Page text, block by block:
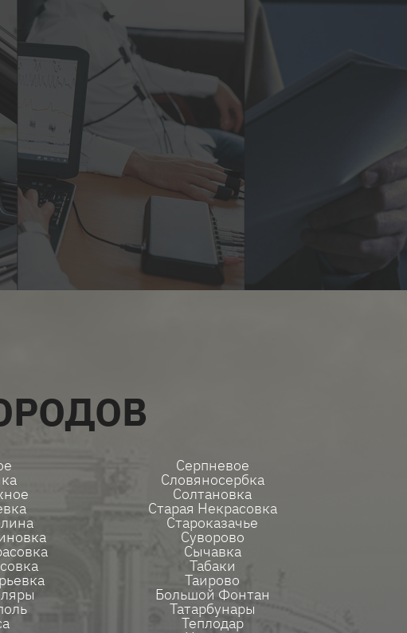
Серпневое
Словяносербка
Солтановка
Старая Некрасовка
Староказачье
Суворово
Сычавка
Табаки
Таирово
Большой Фонтан
Татарбунары
Теплодар